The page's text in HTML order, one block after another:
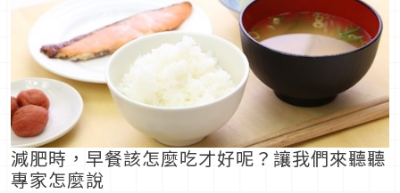
減肥時，早餐該怎麼吃才好呢？讓我們來聽聽
專家怎麼說